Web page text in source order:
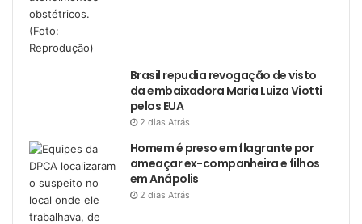
Brasil repudia revogação de visto
da embaixadora Maria Luiza Viotti
pelos EUA
2 dias Atrás
Homem é preso em flagrante por
ameaçar ex-companheira e filhos
em Anápolis
2 dias Atrás